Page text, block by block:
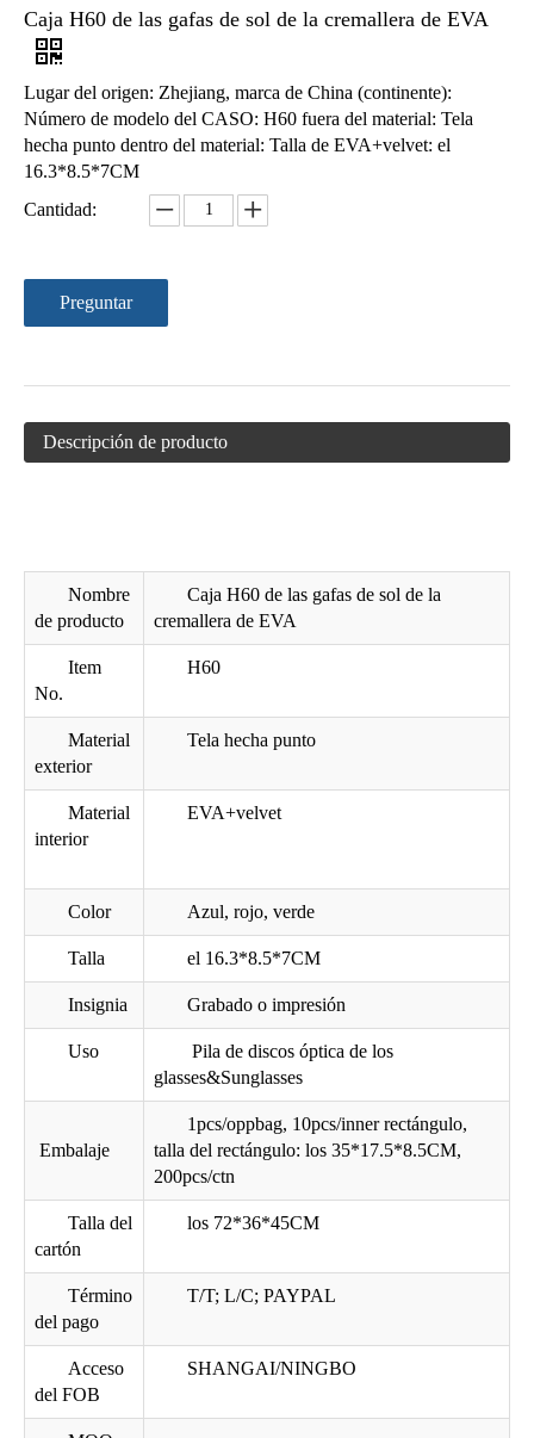
Caja de las lentes de la PU EVA con la dimensión de una variable única H44 Caja de las lentes de EVA con la cremallera H41
Cajas de vidrios de la PU EVA con la insignia H03 caso gafas elegantes hechos a mano
Hierro populares gafas de sol caso I6409
Caja H60 de las gafas de sol de la cremallera de EVA
Lugar del origen: Zhejiang, marca de China (continente):
Número de modelo del CASO: H60 fuera del material: Tela
hecha punto dentro del material: Talla de EVA+velvet: el
16.3*8.5*7CM
Cantidad:
Preguntar
Descripción de producto
Nombre
de producto
Caja H60 de las gafas de sol de la
cremallera de EVA
Item
No.
H60
Material
exterior
Tela hecha punto
Material
interior
EVA+velvet
Color Azul, rojo, verde
Talla el 16.3*8.5*7CM
Insignia Grabado o impresión
Uso
Pila de discos óptica de los
glasses&Sunglasses
Embalaje
1pcs/oppbag, 10pcs/inner rectángulo,
talla del rectángulo: los 35*17.5*8.5CM,
200pcs/ctn
Talla del
cartón
los 72*36*45CM
Término
del pago
T/T; L/C; PAYPAL
Acceso
del FOB
SHANGAI/NINGBO